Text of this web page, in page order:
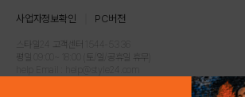
주소 : 서울시 강남구 논현로 633, 6층 (논현동, 한세엠케이빌딩)
사업자등록번호 : 116-81-32499
통신판매업신고번호 : 제 2024-서울강남-04239
사업자정보확인 PC버전
스타일24 고객센터 1544-5336
평일 09:00~ 18:00 (토/일/공휴일 휴무)
COPYRIGHTⓒ2021 STYLE24 ALL RIGHTS RESERVED.